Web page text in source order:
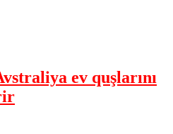
ev quşlarını